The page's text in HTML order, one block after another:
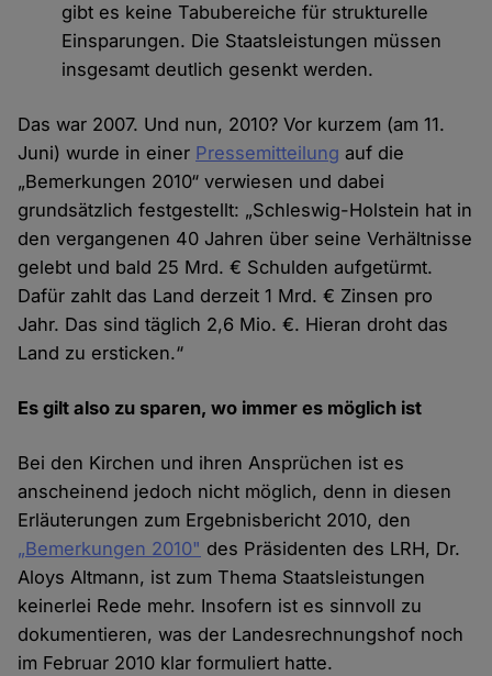
gibt es keine Tabubereiche für strukturelle
Einsparungen. Die Staatsleistungen müssen
insgesamt deutlich gesenkt werden.
Das war 2007. Und nun, 2010? Vor kurzem (am 11.
Juni) wurde in einer Pressemitteilung auf die
„Bemerkungen 2010“ verwiesen und dabei
grundsätzlich festgestellt: „Schleswig-Holstein hat in
den vergangenen 40 Jahren über seine Verhältnisse
gelebt und bald 25 Mrd. € Schulden aufgetürmt.
Dafür zahlt das Land derzeit 1 Mrd. € Zinsen pro
Jahr. Das sind täglich 2,6 Mio. €. Hieran droht das
Land zu ersticken.“
Es gilt also zu sparen, wo immer es möglich ist
Bei den Kirchen und ihren Ansprüchen ist es
anscheinend jedoch nicht möglich, denn in diesen
Erläuterungen zum Ergebnisbericht 2010, den
„Bemerkungen 2010" des Präsidenten des LRH, Dr.
Aloys Altmann, ist zum Thema Staatsleistungen
keinerlei Rede mehr. Insofern ist es sinnvoll zu
dokumentieren, was der Landesrechnungshof noch
im Februar 2010 klar formuliert hatte.